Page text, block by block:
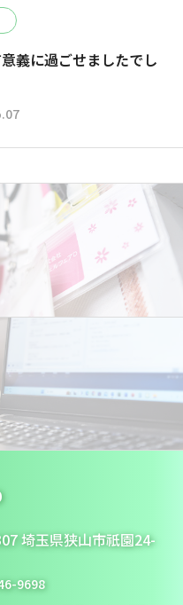
義に過ごせましたでし
埼玉県狭山市祇園24-
9698